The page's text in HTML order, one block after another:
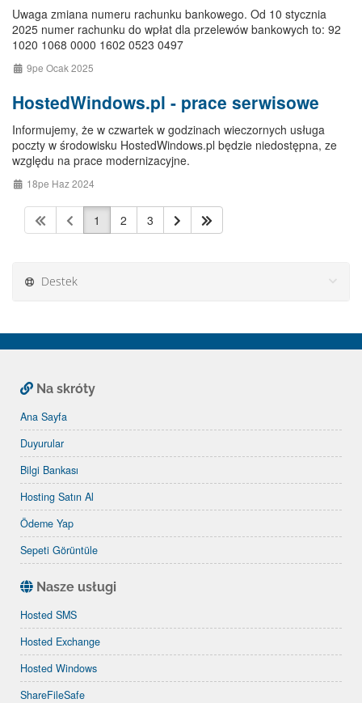
Uwaga zmiana numeru rachunku bankowego. Od 10 stycznia
2025 numer rachunku do wpłat dla przelewów bankowych to: 92
1020 1068 0000 1602 0523 0497
9pe Ocak 2025
HostedWindows.pl - prace serwisowe
Informujemy, że w czwartek w godzinach wieczornych usługa
poczty w środowisku HostedWindows.pl będzie niedostępna, ze
względu na prace modernizacyjne.
18pe Haz 2024
1 2 3
Destek
Na skróty
Ana Sayfa
Duyurular
Bilgi Bankası
Hosting Satın Al
Ödeme Yap
Sepeti Görüntüle
Nasze usługi
Hosted SMS
Hosted Exchange
Hosted Windows
ShareFileSafe